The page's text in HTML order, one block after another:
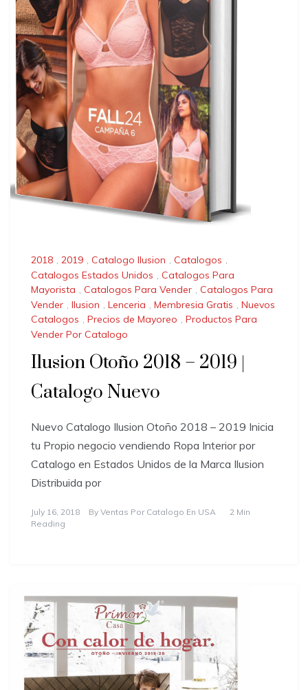
2018 , 2019 , Catalogo Ilusion , Catalogos ,
Catalogos Estados Unidos , Catalogos Para
Mayorista , Catalogos Para Vender , Catalogos Para
Vender , Ilusion , Lenceria , Membresia Gratis , Nuevos
Catalogos , Precios de Mayoreo , Productos Para
Vender Por Catalogo
Ilusion Otoño 2018 – 2019 |
Catalogo Nuevo
Nuevo Catalogo Ilusion Otoño 2018 – 2019 Inicia
tu Propio negocio vendiendo Ropa Interior por
Catalogo en Estados Unidos de la Marca Ilusion
Distribuida por
July 16, 2018 By Ventas Por Catalogo En USA
2 Min
Reading